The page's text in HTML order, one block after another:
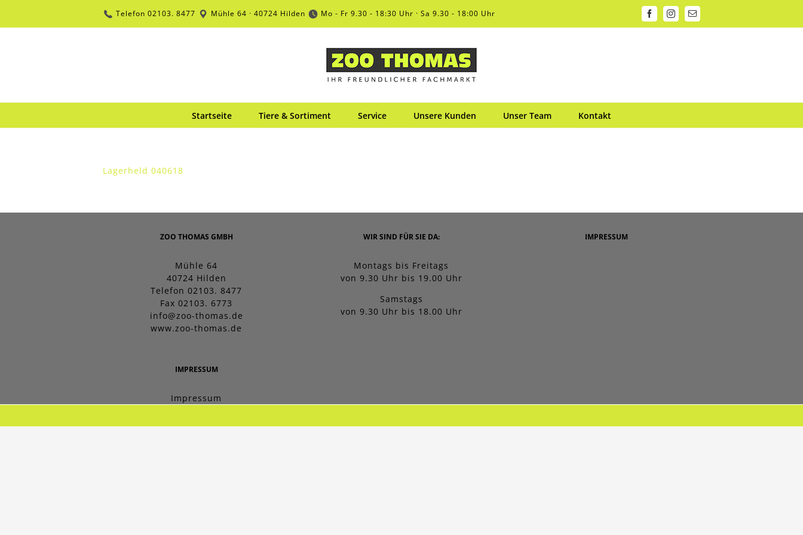
springen
Telefon 02103. 8477 Mühle 64 · 40724 Hilden Mo - Fr 9.30 - 18:30 Uhr · Sa 9.30 - 18:00 Uhr FacebookInstagram
E-
Startseite Tiere & Sortiment Service Unsere Kunden Unser Team Kontakt
Lagerheld 040618
ZOO THOMAS GMBH
Mühle 64
40724 Hilden
Telefon 02103. 8477
Fax 02103. 6773
info@zoo-thomas.de
www.zoo-thomas.de
IMPRESSUM
Impressum
WIR SIND FÜR SIE DA:
Montags bis Freitags
von 9.30 Uhr bis 19.00 Uhr
Samstags
von 9.30 Uhr bis 18.00 Uhr
IMPRESSUM